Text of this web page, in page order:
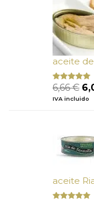
aceite
Valorado
con
de 5
6,66€ El
IVA incluido
aceite